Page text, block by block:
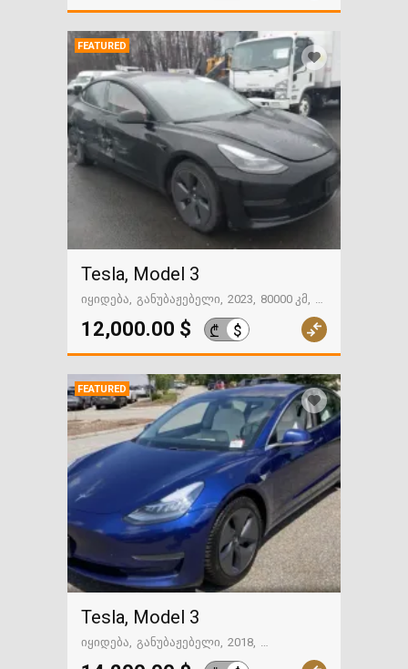
FEATURED
Tesla, Model 3
იყიდება განუბაჟებელი 2023
80000 კმ
გზაში. საქართველოსკენ
12,000.00 $ ₾ $
FEATURED
Tesla, Model 3
იყიდება განუბაჟებელი 2018
გზაში. საქართველოსკენ